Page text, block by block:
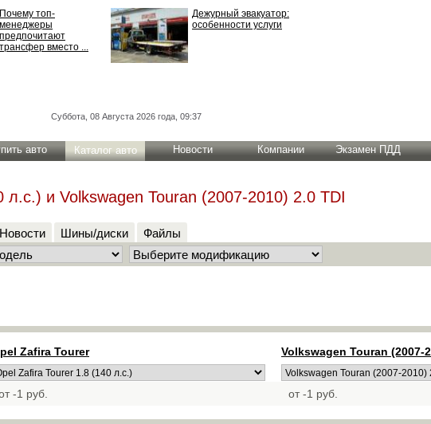
Почему топ-
менеджеры
предпочитают
трансфер вместо ...
Дежурный эвакуатор:
особенности услуги
Суббота, 08 Августа 2026 года, 09:37
авто Каталог авто Новости Компании Экзамен ПДД
и Volkswagen Touran (2007-2010) 2.0 TDI
Новости Шины/диски Файлы
Zafira Tourer Volkswagen Touran (2007-
-1 руб. от -1 руб.